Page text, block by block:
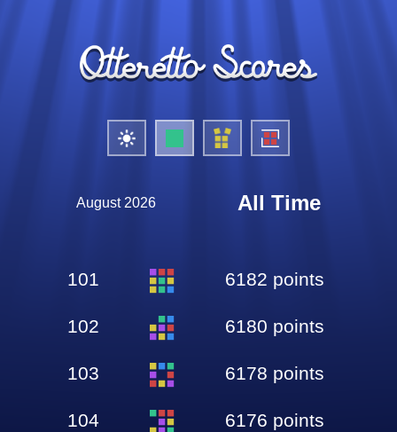
August 2026 All Time
101 6182 points
102 6180 points
103 6178 points
104 6176 points